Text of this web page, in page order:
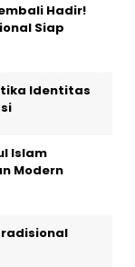
Hadir!
Siap
Identitas
Islam
Modern